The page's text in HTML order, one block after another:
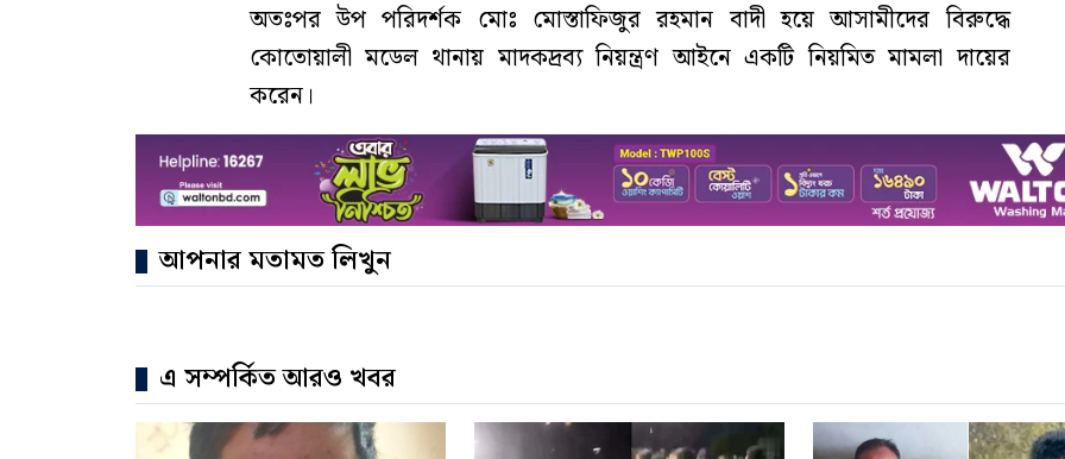
অতঃপর উপ পরিদর্শক মোঃ মোস্তাফিজুর রহমান বাদী হয়ে আসামীদের বিরুদ্ধে
কোতোয়ালী মডেল থানায় মাদকদ্রব্য নিয়ন্ত্রণ আইনে একটি নিয়মিত মামলা দায়ের
করেন।
আপনার মতামত লিখুন
এ সম্পর্কিত আরও খবর